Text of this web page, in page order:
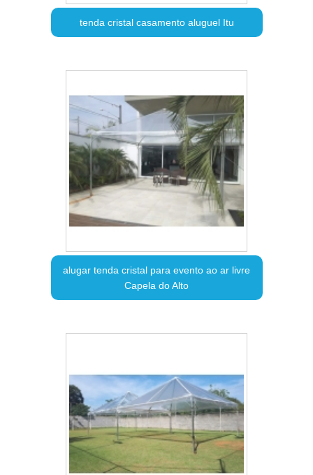
tenda cristal casamento aluguel Itu
alugar tenda cristal para evento ao ar livre
Capela do Alto